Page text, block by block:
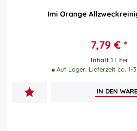
Imi Orange
7,79 € *
Inhalt 1 Liter
Auf Lager, Lieferzeit ca. 1-
IN DEN